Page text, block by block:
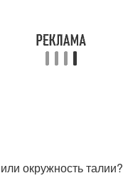
окружность талии?